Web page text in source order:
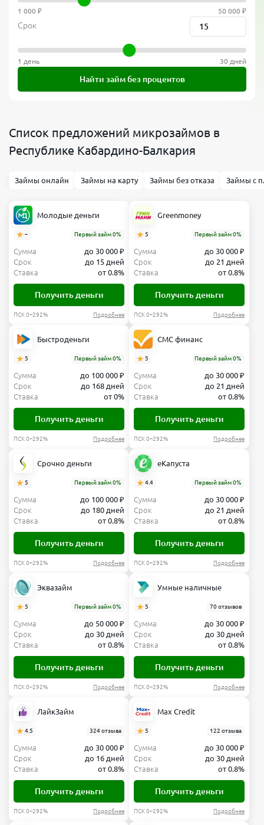
1 000 ₽ 50 000 ₽
Срок
1 день 30 дней
Найти займ без процентов
Список предложений микрозаймов в
Республике Кабардино-Балкария
Займы онлайн Займы на карту Займы без отказа Займы с
Молодые деньги
– Первый займ 0%
Сумма
до 30 000 ₽
Срок
до 15 дней
Ставка
от 0.8%
Получить деньги
ПСК 0–292% Подробнее
Greenmoney
5 Первый займ 0%
Сумма
до 30 000 ₽
Срок
до 21 дней
Ставка
от 0.8%
Получить деньги
ПСК 0–292% Подробнее
Быстроденьги
5 Первый займ 0%
Сумма
до 100 000 ₽
Срок
до 168 дней
Ставка
от 0%
Получить деньги
ПСК 0–292% Подробнее
СМС финанс
5 Первый займ 0%
Сумма
до 30 000 ₽
Срок
до 21 дней
Ставка
от 0.8%
Получить деньги
ПСК 0–292% Подробнее
Срочно деньги
5 Первый займ 0%
Сумма
до 100 000 ₽
Срок
до 180 дней
Ставка
от 0.8%
Получить деньги
ПСК 0–292% Подробнее
еКапуста
4.4 Первый займ 0%
Сумма
до 30 000 ₽
Срок
до 21 дней
Ставка
от 0.8%
Получить деньги
ПСК 0–292% Подробнее
Эквазайм
5 Первый займ 0%
Сумма
до 50 000 ₽
Срок
до 30 дней
Ставка
от 0.8%
Получить деньги
ПСК 0–292% Подробнее
Умные наличные
5 70 отзывов
Сумма
до 30 000 ₽
Срок
до 30 дней
Ставка
от 0.8%
Получить деньги
ПСК 0–292% Подробнее
ЛайкЗайм
4.5 324 отзыва
Сумма
до 30 000 ₽
Срок
до 16 дней
Ставка
от 0.8%
Получить деньги
ПСК 0–292% Подробнее
Max Credit
5 122 отзыва
Сумма
до 30 000 ₽
Срок
до 30 дней
Ставка
от 0.8%
Получить деньги
ПСК 0–292% Подробнее